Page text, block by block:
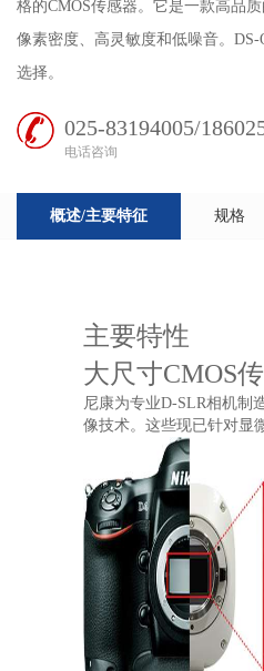
格的CMOS传感器。它是一款高品
像素密度、高灵敏度和低噪音。
选择。
025-83194005/
电话咨询
概述/主要特征 规格
主要特性
大尺寸CMOS
尼康为专业D-SLR相机制
像技术。这些现已针对显